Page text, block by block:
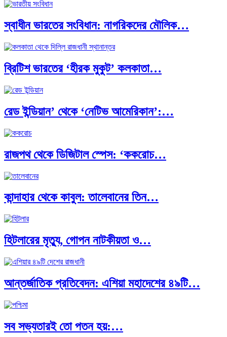
স্বাধীন ভারতের সংবিধান: নাগরিকদের মৌলিক…
ব্রিটিশ ভারতের ‘হীরক মুকুট’ কলকাতা…
রেড ইন্ডিয়ান’ থেকে ‘নেটিভ আমেরিকান’:…
রাজপথ থেকে ডিজিটাল স্পেস: ‘ককরোচ…
কান্দাহার থেকে কাবুল: তালেবানের তিন…
হিটলারের মৃত্যু, গোপন নাটকীয়তা ও…
আন্তর্জাতিক প্রতিবেদন: এশিয়া মহাদেশের ৪৯টি…
সব সভ্যতারই তো পতন হয়:…